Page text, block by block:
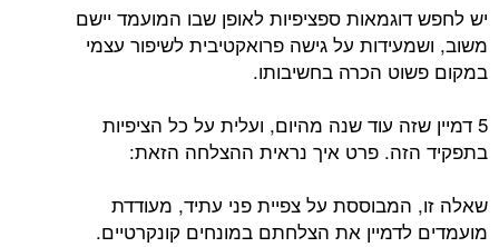
יש לחפש דוגמאות ספציפיות לאופן שבו המועמד יישם
משוב, ושמעידות על גישה פרואקטיבית לשיפור עצמי
במקום פשוט הכרה בחשיבותו.
5 דמיין שזה עוד שנה מהיום, ועלית על כל הציפיות
בתפקיד הזה. פרט איך נראית ההצלחה הזאת:
שאלה זו, המבוססת על צפיית פני עתיד, מעודדת
מועמדים לדמיין את הצלחתם במונחים קונקרטיים.